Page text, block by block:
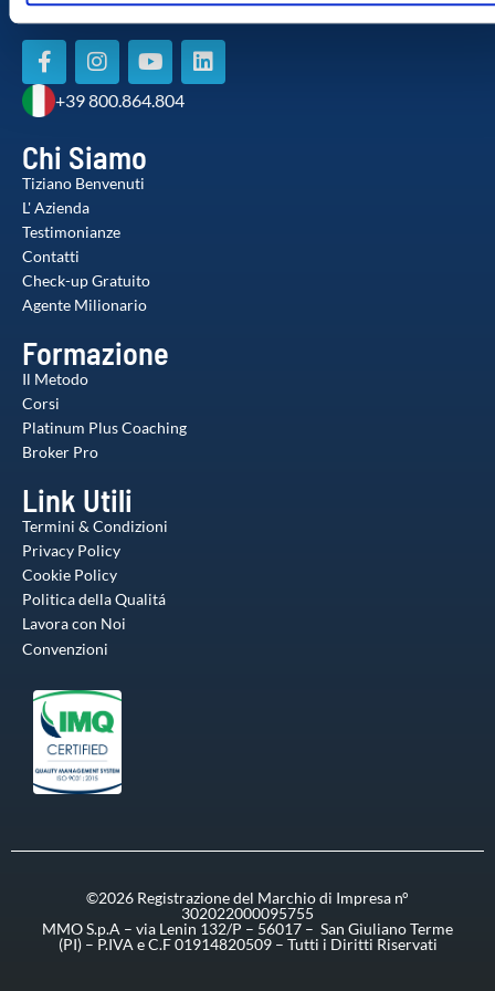
utilizzo dei loro servizi.
+39 800.864.804
Chi Siamo
Tiziano Benvenuti
L' Azienda
Testimonianze
Contatti
Check-up Gratuito
Agente Milionario
Formazione
Il Metodo
Corsi
Platinum Plus Coaching
Broker Pro
Link Utili
Termini & Condizioni
Privacy Policy
Cookie Policy
Politica della Qualitá
Lavora con Noi
Convenzioni
©2026 Registrazione del Marchio di Impresa n°
302022000095755
MMO S.p.A – via Lenin 132/P – 56017 – San Giuliano Terme
(PI) – P.IVA e C.F 01914820509 – Tutti i Diritti Riservati